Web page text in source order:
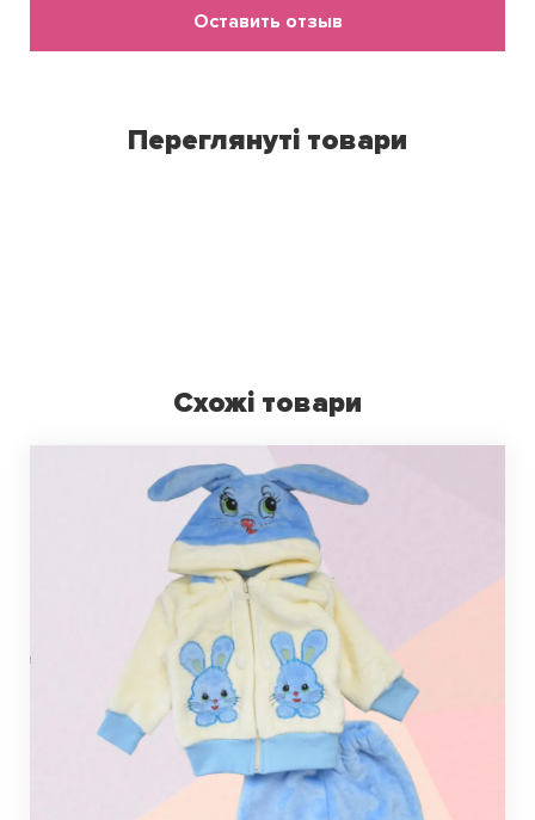
Оставить отзыв
Переглянуті товари
Схожі товари